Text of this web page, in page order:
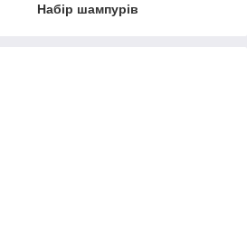
Набір шампурів